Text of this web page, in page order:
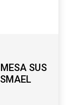
SUS